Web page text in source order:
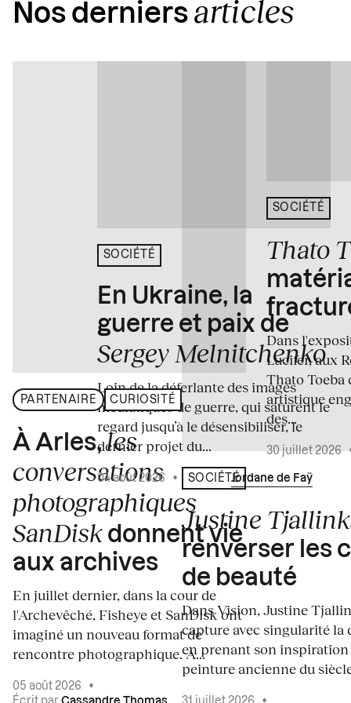
Nos derniers articles
PARTENAIRE CURIOSITÉ
À Arles,les
conversations
photographiques
SanDisk donnent vie
aux archives
En juillet dernier, dans la cour de
l'Archevêché, Fisheye et SanDisk ont
imaginé un nouveau format de
rencontre photographique. À...
05 août 2026
•
SOCIÉTÉ
En Ukraine, la
guerre et paix de
Sergey Melnitchenko
Loin de la déferlante des images
médiatiques de guerre, qui saturent le
regard jusqu’à le désensibiliser, le
dernier projet du...
04 août 2026 • Écrit par Jordane de Faÿ
SOCIÉTÉ
Justine
renverser les
de beauté
Dans Vision, Justine
capture avec singularité la
en prenant son inspiration
peinture ancienne du
SOCIÉTÉ
Thato
Dans
Lucifer, aux
Thato Toeba
artistique
des...
30 juillet 2026